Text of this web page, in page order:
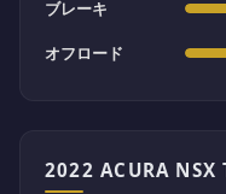
ブレーキ
オフロード
2022 ACURA NSX